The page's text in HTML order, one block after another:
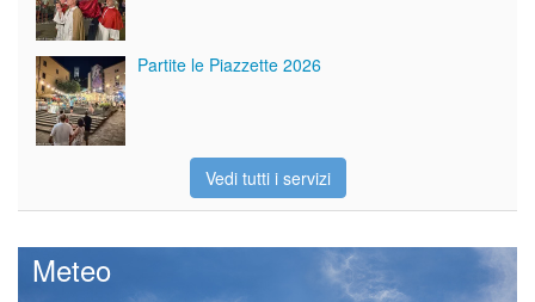
Partite le Piazzette 2026
Vedi tutti i servizi
Meteo